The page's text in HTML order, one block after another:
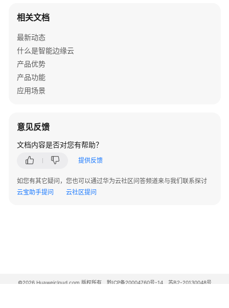
相关文档
最新动态
什么是智能边缘云
产品优势
产品功能
应用场景
意见反馈
文档内容是否对您有帮助？
提供反馈
如您有其它疑问，您也可以通过华为云社区问答频道来与我们联系探讨
云宝助手提问
云社区提问
©2026 Huaweicloud.com 版权所有 黔ICP备20004760号-14
苏B2-20130048号